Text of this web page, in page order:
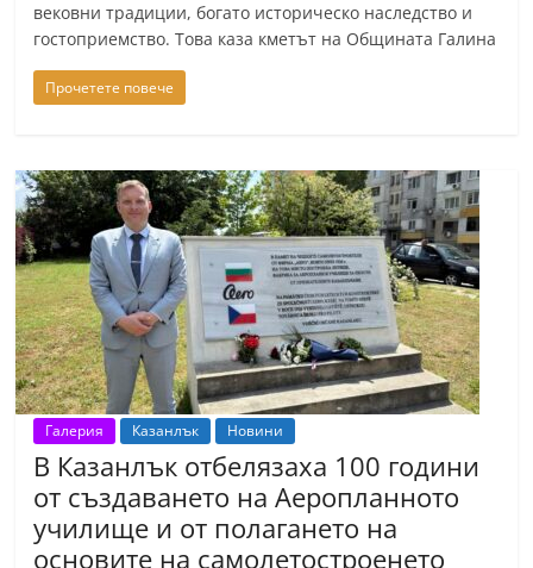
вековни традиции, богато историческо наследство и
гостоприемство. Това каза кметът на Общината Галина
Прочетете повече
Галерия Казанлък Новини
В Казанлък отбелязаха 100 години
от създаването на Аеропланното
училище и от полагането на
основите на самолетостроенето